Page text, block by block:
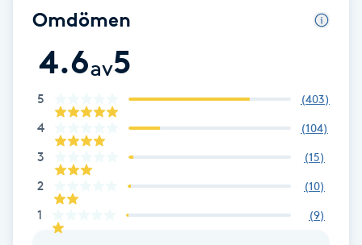
Brynplockning
Bröllopsuppsättning
Celluliter
Omdömen
4.6av5
5 (403)
4 (104)
3 (15)
2 (10)
1 (9)